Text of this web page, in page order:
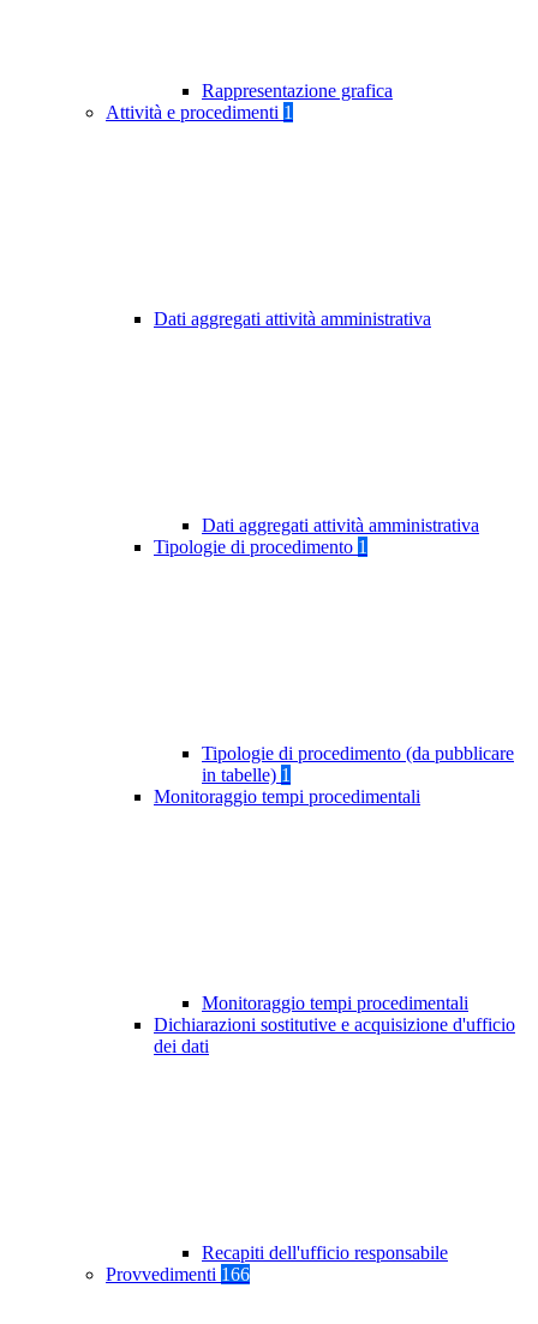
Rappresentazione grafica
Attività e procedimenti 1
Dati aggregati attività amministrativa
Dati aggregati attività amministrativa
Tipologie di procedimento 1
Tipologie di procedimento (da pubblicare
in tabelle) 1
Monitoraggio tempi procedimentali
Monitoraggio tempi procedimentali
Dichiarazioni sostitutive e acquisizione d'ufficio
dei dati
Recapiti dell'ufficio responsabile
Provvedimenti 166